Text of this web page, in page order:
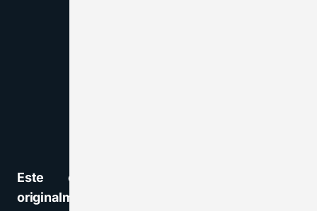
Este contenido ha sido publicado
originalmente por